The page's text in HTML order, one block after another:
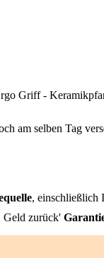
Griff -
am selben Tag
, einschließlich
Geld zurück'